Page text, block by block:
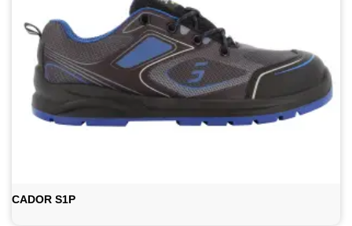
CADOR S1P